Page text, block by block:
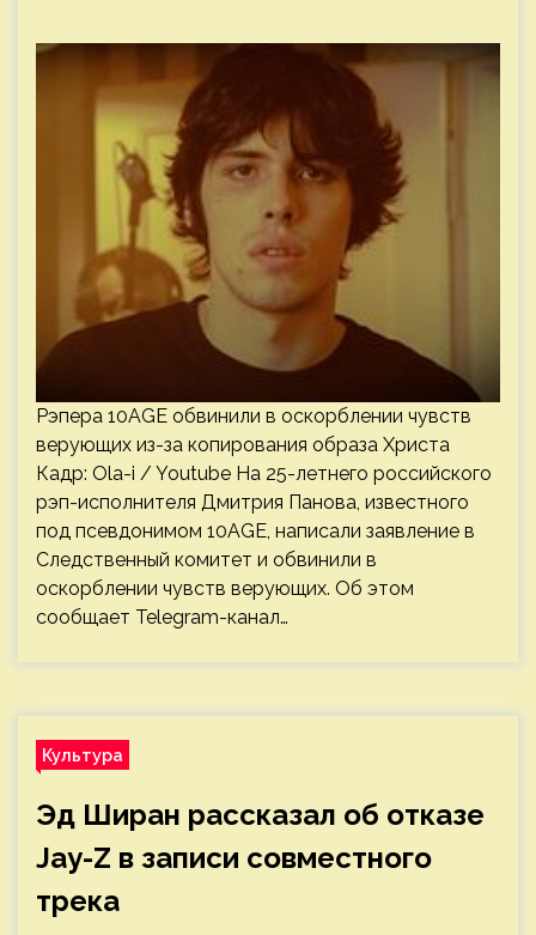
Рэпера 10AGE обвинили в оскорблении чувств
верующих из-за копирования образа Христа
Кадр: Ola-i / Youtube На 25-летнего российского
рэп-исполнителя Дмитрия Панова, известного
под псевдонимом 10AGE, написали заявление в
Следственный комитет и обвинили в
оскорблении чувств верующих. Об этом
сообщает Telegram-канал…
Культура
Эд Ширан рассказал об отказе
Jay-Z в записи совместного
трека